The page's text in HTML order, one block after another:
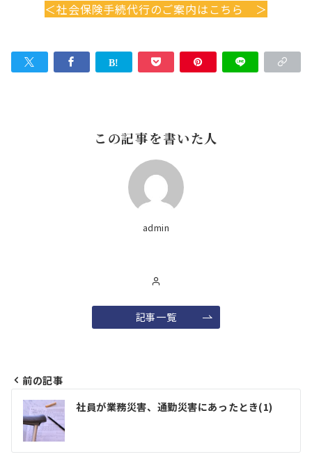
＜社会保険手続代行のご案内はこちら ＞
この記事を書いた人
admin
記事一覧
投
稿
ナ
前の記事
社員が業務災害、通勤災害にあったとき(1)